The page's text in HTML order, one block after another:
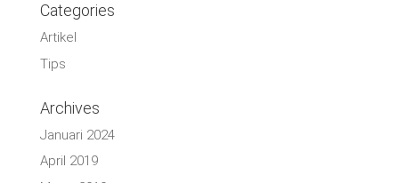
Categories
Artikel
Tips
Archives
Januari 2024
April 2019